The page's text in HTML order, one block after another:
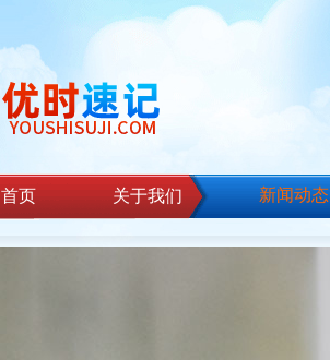
首页 关于我们 新闻动态